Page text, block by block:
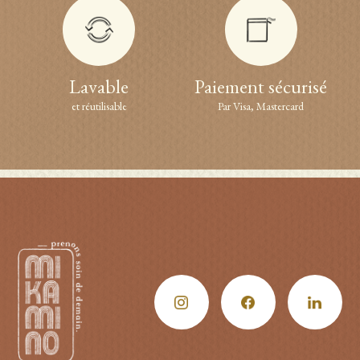
Lavable
et réutilisable
Paiement sécurisé
Par Visa, Mastercard